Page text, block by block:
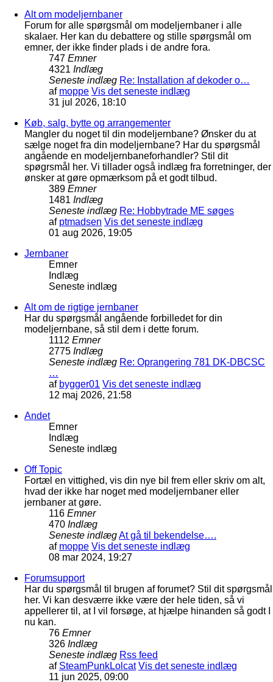
Alt om modeljernbaner
Forum for alle spørgsmål om modeljernbaner i alle
skalaer. Her kan du debattere og stille spørgsmål om
emner, der ikke finder plads i de andre fora.
747 Emner
4321 Indlæg
Seneste indlæg Re: Installation af dekoder o…
af moppe Vis det seneste indlæg
31 jul 2026, 18:10
Køb, salg, bytte og arrangementer
Mangler du noget til din modeljernbane? Ønsker du at
sælge noget fra din modeljernbane? Har du spørgsmål
angående en modeljernbaneforhandler? Stil dit
spøgrsmål her. Vi tillader også indlæg fra forretninger, der
ønsker at gøre opmærksom på et godt tilbud.
389 Emner
1481 Indlæg
Seneste indlæg Re: Hobbytrade ME søges
af ptmadsen Vis det seneste indlæg
01 aug 2026, 19:05
Jernbaner
Emner
Indlæg
Seneste indlæg
Alt om de rigtige jernbaner
Har du spørgsmål angående forbilledet for din
modeljernbane, så stil dem i dette forum.
1112 Emner
2775 Indlæg
Seneste indlæg Re: Oprangering 781 DK-DBCSC
…
af bygger01 Vis det seneste indlæg
12 maj 2026, 21:58
Andet
Emner
Indlæg
Seneste indlæg
Off Topic
Fortæl en vittighed, vis din nye bil frem eller skriv om alt,
hvad der ikke har noget med modeljernbaner eller
jernbaner at gøre.
116 Emner
470 Indlæg
Seneste indlægAt gå til bekendelse….
af moppe Vis det seneste indlæg
08 mar 2024, 19:27
Forumsupport
Har du spørgsmål til brugen af forumet? Stil dit spørgsmål
her. Vi kan desværre ikke være der hele tiden, så vi
appellerer til, at I vil forsøge, at hjælpe hinanden så godt I
nu kan.
76 Emner
326 Indlæg
Seneste indlæg Rss feed
af SteamPunkLolcat Vis det seneste indlæg
11 jun 2025, 09:00